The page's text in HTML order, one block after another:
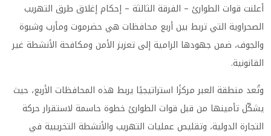
أعلنت قوات الطوارئ – الفرقة الثالثة – إحكام إغلاق طرق التهريب
الصحراوية التي تربط بين أربع محافظات هي حضرموت ومأرب وشبوة
والجوف، ضمن جهودها الرامية إلى تعزيز الأمن ومكافحة الأنشطة غير
القانونية.
وتُعد منطقة العبر مركزًا استراتيجيًا يربط هذه المحافظات الأربع، حيث
يشكّل تأمينها من قبل قوات الطوارئ خطوة حاسمة لاستقرار حركة
التجارة الدولية، وتقليص عمليات التهريب والأنشطة التخريبية في